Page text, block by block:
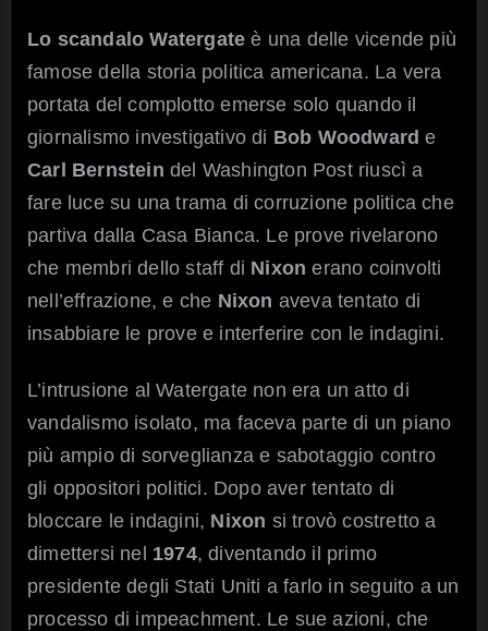
Lo scandalo Watergate è una delle vicende più
famose della storia politica americana. La vera
portata del complotto emerse solo quando il
giornalismo investigativo di Bob Woodward e
Carl Bernstein del Washington Post riuscì a
fare luce su una trama di corruzione politica che
partiva dalla Casa Bianca. Le prove rivelarono
che membri dello staff di Nixon erano coinvolti
nell’effrazione, e che Nixon aveva tentato di
insabbiare le prove e interferire con le indagini.
L’intrusione al Watergate non era un atto di
vandalismo isolato, ma faceva parte di un piano
più ampio di sorveglianza e sabotaggio contro
gli oppositori politici. Dopo aver tentato di
bloccare le indagini, Nixon si trovò costretto a
dimettersi nel 1974, diventando il primo
presidente degli Stati Uniti a farlo in seguito a un
processo di impeachment. Le sue azioni, che